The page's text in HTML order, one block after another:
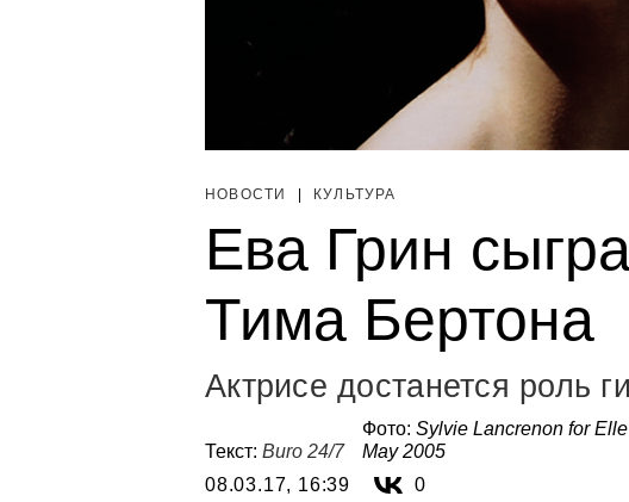
НОВОСТИ КУЛЬТУРА
Ева Грин
Тима Бертона
Актрисе достанется роль
Текст: Buro 24/7
Фото: Sylvie Lancrenon for
May 2005
08.03.17, 16:39
0